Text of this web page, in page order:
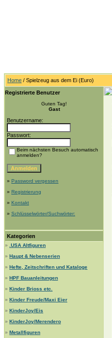
Home / Spielzeug aus dem Ei (Euro)
Registrierte Benutzer
Guten Tag!
Gast
Benutzername:
Passwort:
Beim nächsten Besuch automatisch
anmelden?
» Password vergessen
» Registrierung
» Kontakt
» Schlüsselwörter/Suchwörter:
Kategorien
»
.USA Altfiguren
» Haupt & Nebenserien
» Hefte, Zeitschriften und Kataloge
» HPF Bauanleitungen
» Kinder Brioss etc.
» Kinder Freude/Maxi Eier
» KinderJoy/Eis
» KinderJoy/Merendero
» Metallfiguren